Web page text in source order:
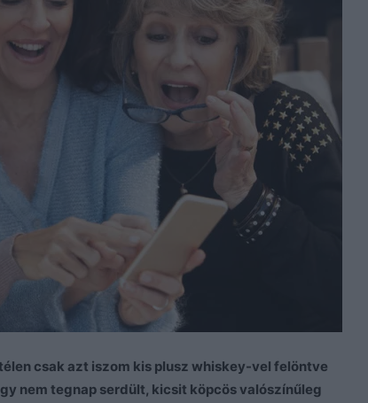
csak azt iszom kis plusz whiskey-vel felöntve
nem tegnap serdült, kicsit köpcös valószínűleg